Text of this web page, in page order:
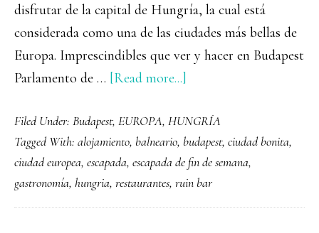
disfrutar de la capital de Hungría, la cual está
considerada como una de las ciudades más bellas de
Europa. Imprescindibles que ver y hacer en Budapest
Parlamento de … [Read more...]
ver
y
hacer
en
Budapest
Filed Under: Budapest, EUROPA, HUNGRÍA
Tagged With: alojamiento, balneario, budapest, ciudad bonita,
ciudad europea, escapada, escapada de fin de semana,
gastronomía, hungria, restaurantes, ruin bar